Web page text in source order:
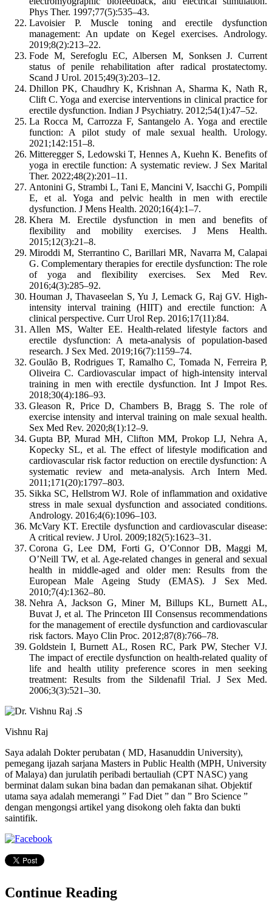
Phys Ther. 1997;77(5):535–43.
Lavoisier P. Muscle toning and erectile dysfunction
management: An update on Kegel exercises. Andrology.
2019;8(2):213–22.
Fode M, Serefoglu EC, Albersen M, Sonksen J. Current
status of penile rehabilitation after radical prostatectomy.
Scand J Urol. 2015;49(3):203–12.
Dhillon PK, Chaudhry K, Krishnan A, Sharma K, Nath R,
Clift C. Yoga and exercise interventions in clinical practice for
erectile dysfunction. Indian J Psychiatry. 2012;54(1):47–52.
La Rocca M, Carrozza F, Santangelo A. Yoga and erectile
function: A pilot study of male sexual health. Urology.
2021;142:151–8.
Mitteregger S, Ledowski T, Hennes A, Kuehn K. Benefits of
yoga in erectile function: A systematic review. J Sex Marital
Ther. 2022;48(2):201–11.
Antonini G, Strambi L, Tani E, Mancini V, Isacchi G, Pompili
E, et al. Yoga and pelvic health in men with erectile
dysfunction. J Mens Health. 2020;16(4):1–7.
Khera M. Erectile dysfunction in men and benefits of
flexibility and mobility exercises. J Mens Health.
2015;12(3):21–8.
Miroddi M, Sterrantino C, Barillari MR, Navarra M, Calapai
G. Complementary therapies for erectile dysfunction: The role
of yoga and flexibility exercises. Sex Med Rev.
2016;4(3):285–92.
Houman J, Thavaseelan S, Yu J, Lemack G, Raj GV. High-
intensity interval training (HIIT) and erectile function: A
clinical perspective. Curr Urol Rep. 2016;17(11):84.
Allen MS, Walter EE. Health-related lifestyle factors and
erectile dysfunction: A meta-analysis of population-based
research. J Sex Med. 2019;16(7):1159–74.
Goulão B, Rodrigues T, Ramalho C, Tomada N, Ferreira P,
Oliveira C. Cardiovascular impact of high-intensity interval
training in men with erectile dysfunction. Int J Impot Res.
2018;30(4):186–93.
Gleason R, Price D, Chambers B, Bragg S. The role of
exercise intensity and interval training on male sexual health.
Sex Med Rev. 2020;8(1):12–9.
Gupta BP, Murad MH, Clifton MM, Prokop LJ, Nehra A,
Kopecky SL, et al. The effect of lifestyle modification and
cardiovascular risk factor reduction on erectile dysfunction: A
systematic review and meta-analysis. Arch Intern Med.
2011;171(20):1797–803.
Sikka SC, Hellstrom WJ. Role of inflammation and oxidative
stress in male sexual dysfunction and associated conditions.
Andrology. 2016;4(6):1096–103.
McVary KT. Erectile dysfunction and cardiovascular disease:
A critical review. J Urol. 2009;182(5):1623–31.
Corona G, Lee DM, Forti G, O’Connor DB, Maggi M,
O’Neill TW, et al. Age-related changes in general and sexual
health in middle-aged and older men: Results from the
European Male Ageing Study (EMAS). J Sex Med.
2010;7(4):1362–80.
Nehra A, Jackson G, Miner M, Billups KL, Burnett AL,
Buvat J, et al. The Princeton III Consensus recommendations
for the management of erectile dysfunction and cardiovascular
risk factors. Mayo Clin Proc. 2012;87(8):766–78.
Goldstein I, Burnett AL, Rosen RC, Park PW, Stecher VJ.
The impact of erectile dysfunction on health-related quality of
life and health utility preference scores in men seeking
treatment: Results from the Sildenafil Trial. J Sex Med.
2006;3(3):521–30.
Vishnu Raj
Saya adalah Dokter perubatan ( MD, Hasanuddin University),
pemegang ijazah sarjana Masters in Public Health (MPH, University
of Malaya) dan jurulatih peribadi bertauliah (CPT NASC) yang
berminat dalam sukan bina badan dan pemakanan sihat. Objektif
utama saya adalah memerangi ” Fad Diet ” dan ” Bro Science ”
dengan mengongsi artikel yang disokong oleh fakta dan bukti
saintifik.
Continue Reading